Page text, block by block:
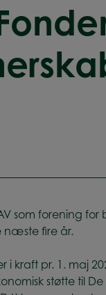
som forening
næste fire år.
kraft pr. 1. maj
støtte til